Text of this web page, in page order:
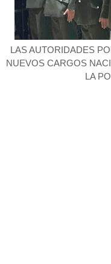
LAS AUTORIDADES
NUEVOS CARGOS
LA